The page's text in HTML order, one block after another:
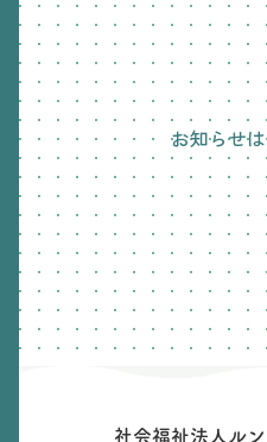
お知らせ
社会福祉法人ル